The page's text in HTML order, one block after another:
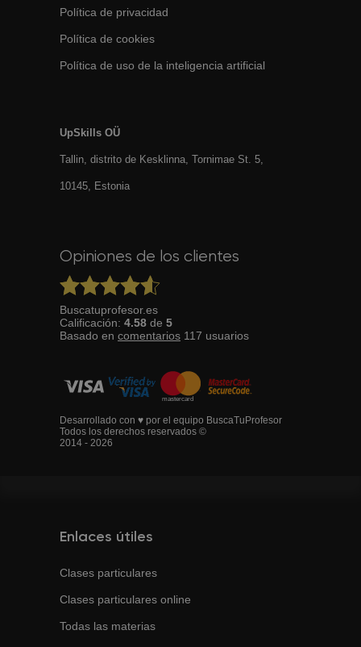
Política de privacidad
Política de cookies
Política de uso de la inteligencia artificial
UpSkills OÜ
Tallin, distrito de Kesklinna, Tornimаe St. 5,
10145, Estonia
Opiniones de los clientes
Buscatuprofesor.es
Calificación: 4.58 de 5
Basado en comentarios 117 usuarios
Desarrollado con ♥ por el equipo BuscaTuProfesor
Todos los derechos reservados ©
2014 - 2026
Enlaces útiles
Clases particulares
Clases particulares online
Todas las materias